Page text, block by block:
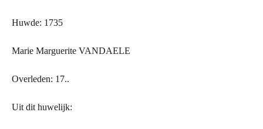
Huwde: 1735
Marie Marguerite VANDAELE
Overleden: 17..
Uit dit huwelijk: